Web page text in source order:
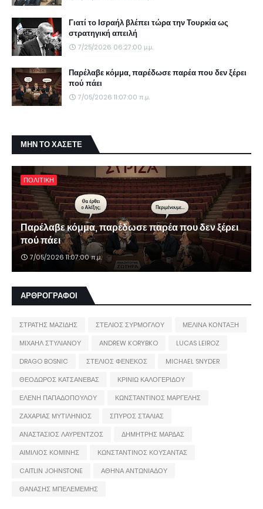
Γιατί το Ισραήλ βλέπει τώρα την Τουρκία ως
στρατηγική απειλή
7/25/2026 06:27:00 μ.μ.
Παρέλαβε κόμμα, παρέδωσε παρέα που δεν ξέρει
πού πάει
7/05/2026 11:07:00 π.μ.
ΜΗΝ ΤΟ ΧΑΣΕΤΕ
ΠΟΛΙΤΙΚΗ
Παρέλαβε κόμμα, παρέδωσε παρέα που δεν ξέρει
πού πάει
7/05/2026 11:07:00 π.μ.
ΑΡΘΡΟΓΡΑΦΟΙ
ΣΤΡΑΤΗΣ ΜΑΖΙΔΗΣ ΣΤΕΛΙΟΣ ΣΥΡΜΟΓΛΟΥ
ΜΕΛΙΝΑ ΚΟΝΤΑΞΗ
ΜΙΧΑΗΛ ΣΤΥΛΙΑΝΟΥ
ANDREW KORYBKO
LUCAS LEIROZ
DRAGO BOSNIC
ΣΤΕΛΙΟΣ ΦΕΝΕΚΟΣ
MICHAEL SNYDER
ΘΕΟΔΩΡΟΣ ΚΑΤΣΑΝΕΒΑΣ
ΚΡΙΝΙΩ ΚΑΛΟΓΕΡΙΔΟΥ
ΕΛΕΝΗ ΠΑΠΑΔΟΠΟΥΛΟΥ
ΚΩΝΣΤΑΝΤΙΝΟΣ ΜΑΡΓΕΛΗΣ
ΖΑΧΑΡΙΑΣ ΜΥΤΙΛΗΝΙΟΣ
ΣΠΥΡΟΣ ΣΤΑΛΙΑΣ
ΑΝΑΣΤΑΣΙΟΣ ΛΑΥΡΕΝΤΖΟΣ
ΔΗΜΗΤΡΗΣ ΜΑΡΔΑΣ
ΑΙΜΙΛΙΟΣ ΚΟΜΙΝΗΣ
ΚΩΝΣΤΑΝΤΙΝΟΣ ΚΟΥΣΑΝΤΑΣ
CAITLIN JOHNSTONE
ΑΘΗΝΑ ΑΝΤΩΝΙΑΔΟΥ
ΘΑΝΑΣΗΣ ΜΠΕΛΕΜΕΜΗΣ